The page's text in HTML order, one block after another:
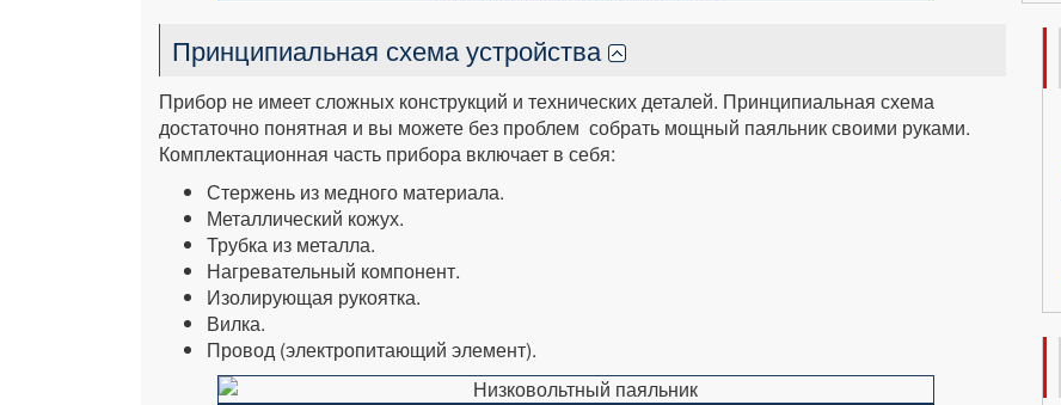
Принципиальная схема устройства
Прибор не имеет сложных конструкций и технических деталей. Принципиальная схема
достаточно понятная и вы можете без проблем собрать мощный паяльник своими руками.
Комплектационная часть прибора включает в себя:
Стержень из медного материала.
Металлический кожух.
Трубка из металла.
Нагревательный компонент.
Изолирующая рукоятка.
Вилка.
Провод (электропитающий элемент).